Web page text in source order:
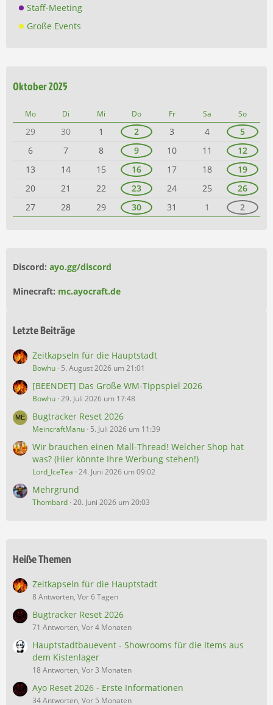
Staff-Meeting
Große Events
Oktober 2025
Mo Di Mi Do Fr Sa So
29 30 1 2 3 4
5
6
7 8 9 10 11
12
13
14 15 16 17 18
19
20
21 22 23 24 25
26
27
28 29 30 31 1 2
Discord: ayo.gg/discord
Minecraft: mc.ayocraft.de
Letzte Beiträge
Zeitkapseln für die Hauptstadt
Bowhu 5. August 2026 um 21:01
[BEENDET] Das Große WM-Tippspiel 2026
Bowhu 29. Juli 2026 um 17:48
Bugtracker Reset 2026
MeincraftManu 5. Juli 2026 um 11:39
Wir brauchen einen Mall-Thread! Welcher Shop hat
was? (Hier könnte Ihre Werbung stehen!)
Lord_IceTea 24. Juni 2026 um 09:02
Mehrgrund
Thombard 20. Juni 2026 um 20:03
Heiße Themen
Zeitkapseln für die Hauptstadt
8 Antworten, Vor 6 Tagen
Bugtracker Reset 2026
71 Antworten, Vor 4 Monaten
Hauptstadtbauevent - Showrooms für die Items aus
dem Kistenlager
18 Antworten, Vor 3 Monaten
Ayo Reset 2026 - Erste Informationen
34 Antworten, Vor 5 Monaten